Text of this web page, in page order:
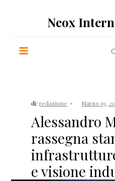
Neox
di:redazione
Alessandro
rassegna
e visione